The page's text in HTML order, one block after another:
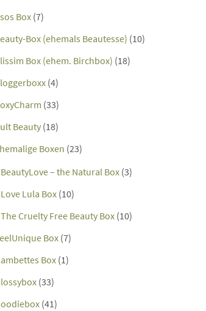
Box(7)
Box (ehemals Beautesse) (10)
Box (ehem. Birchbox) (18)
(4)
(33)
Beauty (18)
Boxen (23)
BeautyLove – the Natural Box (3)
Love Lula Box (10)
The Cruelty Free Beauty Box (10)
Box (7)
Box (1)
(33)
(41)